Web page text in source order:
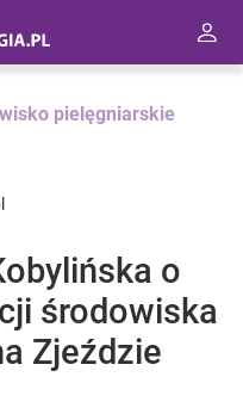
pielęgniarskie
o
środowiska
Zjeździe